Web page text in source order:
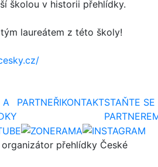
školou v historii přehlídky.
laureátem z této školy!
A
PARTNEŘIKONTAKTSTAŇTE SE
přehlídky České